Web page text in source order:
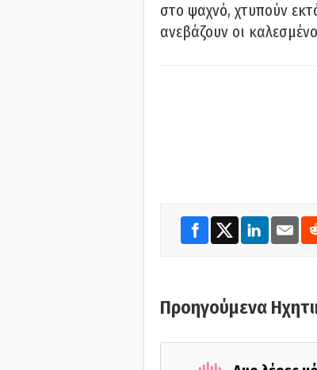
στο ψαχνό, χτυπούν
ανεβάζουν οι
Προηγούμενα